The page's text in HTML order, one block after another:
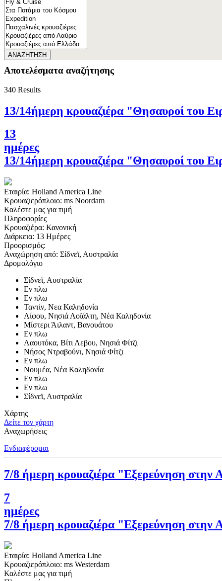
ΑΝΑΖΗΤΗΣΗ
Αποτελέσματα αναζήτησης
340 Results
13/14ήμερη κρουαζιέρα "Θησαυροί του
13
ημέρες
13/14ήμερη κρουαζιέρα "Θησαυροί του
Εταιρία: Holland America Line
Κρουαζιερόπλοιο: ms Noordam
Καλέστε μας για τιμή
Πληροφορίες
Κρουαζιέρα: Κανονική
Διάρκεια: 13 Ημέρες
Προορισμός:
Αναχώρηση από: Σίδνεϊ, Αυστραλία
Δρομολόγιο
Σίδνεϊ, Αυστραλία
Εν πλω
Εν πλω
Ταντίν, Νεα Καληδονία
Λίφου, Νησιά Λοϊάλτη, Νέα Καληδονία
Μίστερι Άιλαντ, Βανουάτου
Εν πλω
Λαουτόκα, Βίτι Λεβου, Νησιά Φίτζι
Νήσος Ντραβούνι, Νησιά Φίτζι
Εν πλω
Νουμέα, Νέα Καληδονία
Εν πλω
Εν πλω
Σίδνεϊ, Αυστραλία
Χάρτης
Δείτε τον χάρτη
Αναχωρήσεις
Ενδιαφέρομαι
7/8 ήμερη κρουαζιέρα "Εξερεύνηση στην
7
ημέρες
7/8 ήμερη κρουαζιέρα "Εξερεύνηση στην
Εταιρία: Holland America Line
Κρουαζιερόπλοιο: ms Westerdam
Καλέστε μας για τιμή